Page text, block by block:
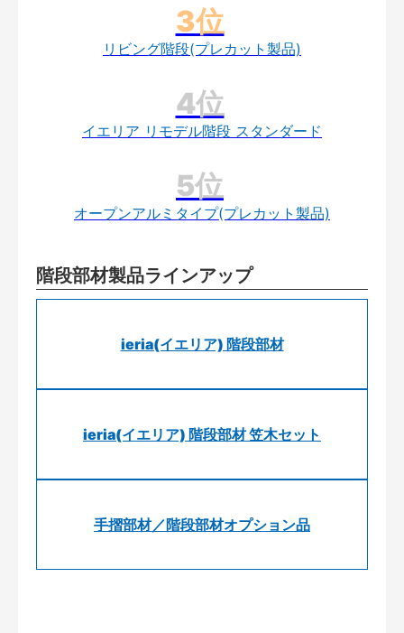
リビング階段(プレカット製品)
イエリア リモデル階段 スタンダード
オープンアルミタイプ(プレカット製品)
階段部材製品ラインアップ
ieria(イエリア) 階段部材
ieria(イエリア) 階段部材 笠木セット
手摺部材／階段部材オプション品